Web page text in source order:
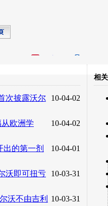
转发至：
10-04-02
次披露沃尔
10-04-02
欧洲学
10-04-01
的第一剂
10-03-31
沃即可扭亏
10-03-31
沃不由吉利
相